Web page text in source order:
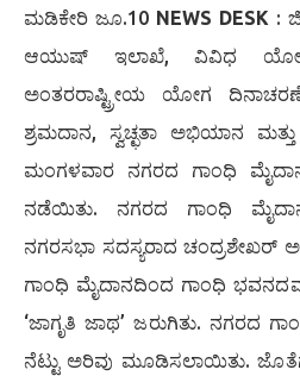
ಮಡಿಕೇರಿ ಜೂ.10 NEWS DESK :
ಆಯುಷ್ ಇಲಾಖೆ, ವಿವಿಧ
ಅಂತರರಾಷ್ಟ್ರೀಯ ಯೋಗ
ಶ್ರಮದಾನ, ಸ್ವಚ್ಛತಾ ಅಭಿಯಾನ
ಮಂಗಳವಾರ ನಗರದ ಗಾಂಧಿ
ನಡೆಯಿತು. ನಗರದ ಗಾಂಧಿ
ನಗರಸಭಾ ಸದಸ್ಯರಾದ ಚಂದ್ರಶೇಖರ್
ಗಾಂಧಿ ಮೈದಾನದಿಂದ ಗಾಂಧಿ
‘ಜಾಗೃತಿ ಜಾಥ’ ಜರುಗಿತು. ನಗರದ
ನೆಟ್ಟು ಅರಿವು ಮೂಡಿಸಲಾಯಿತು.